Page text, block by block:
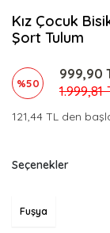
Kız Çocuk
Şort Tulum
%50
999,90
1.999,81
121,44 TL den
Seçenekler
Fuşya